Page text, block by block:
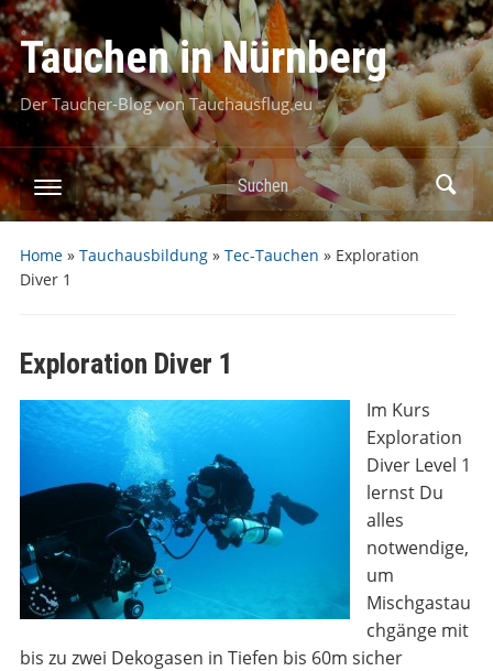
Tauchen in Nürnberg
Der Taucher-Blog von Tauchausflug.eu
Suchen
Home» Tauchausbildung» Tec-Tauchen » Exploration
Diver 1
Exploration Diver 1
Im Kurs
Exploration
Diver Level 1
lernst Du
alles
notwendige,
um
Mischgastau
chgänge mit
bis zu zwei Dekogasen in Tiefen bis 60m sicher